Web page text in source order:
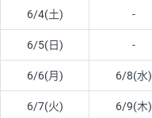
6/4(土) -
6/5(日) -
6/6(月) 6/8(水)
6/7(火) 6/9(木)